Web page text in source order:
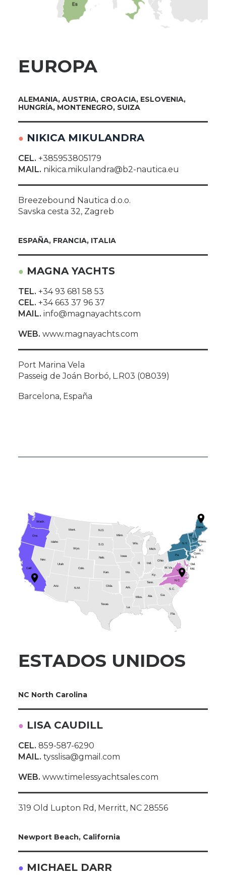
EUROPA
ALEMANIA, AUSTRIA, CROACIA, ESLOVENIA,
HUNGRÍA, MONTENEGRO, SUIZA
● NIKICA MIKULANDRA
CEL. +385953805179
MAIL. nikica.mikulandra@b2-nautica.eu
Breezebound Nautica d.o.o.
Savska cesta 32, Zagreb
ESPAÑA, FRANCIA, ITALIA
● MAGNA YACHTS
TEL. +34 93 681 58 53
CEL. +34 663 37 96 37
MAIL. info@magnayachts.com
WEB. www.magnayachts.com
Port Marina Vela
Passeig de Joán Borbó, L.R03 (08039)
Barcelona, España
ESTADOS UNIDOS
NC North Carolina
● LISA CAUDILL
CEL. 859-587-6290
MAIL. tysslisa@gmail.com
WEB. www.timelessyachtsales.com
319 Old Lupton Rd, Merritt, NC 28556
Newport Beach, California
● MICHAEL DARR